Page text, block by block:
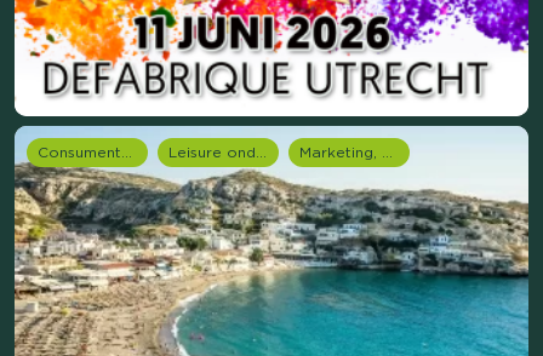
Consumentenonderzoek Leisure onderzoek Marketing, media & PR